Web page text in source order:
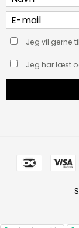
Jeg vil gerne
Jeg har læst